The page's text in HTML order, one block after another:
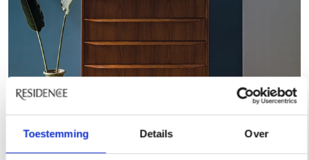
Toestemming Details Over